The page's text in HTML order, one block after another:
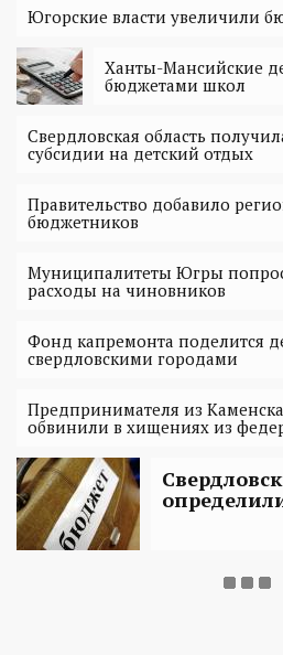
Югорские власти увеличили
Ханты-Мансийские
бюджетами школ
Свердловская область
субсидии на детский отдых
Правительство добавило
бюджетников
Муниципалитеты Югры
расходы на чиновников
Фонд капремонта поделится
свердловскими городами
Предпринимателя из
обвинили в хищениях из